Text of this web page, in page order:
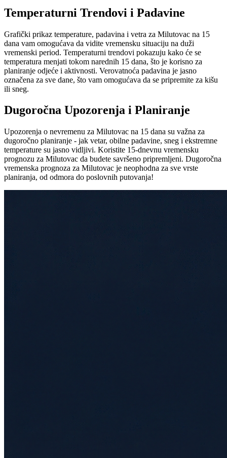
Temperaturni Trendovi i Padavine
Grafički prikaz temperature, padavina i vetra za Milutovac na 15
dana vam omogućava da vidite vremensku situaciju na duži
vremenski period. Temperaturni trendovi pokazuju kako će se
temperatura menjati tokom narednih 15 dana, što je korisno za
planiranje odjeće i aktivnosti. Verovatnoća padavina je jasno
označena za sve dane, što vam omogućava da se pripremite za kišu
ili sneg.
Dugoročna Upozorenja i Planiranje
Upozorenja o nevremenu za Milutovac na 15 dana su važna za
dugoročno planiranje - jak vetar, obilne padavine, sneg i ekstremne
temperature su jasno vidljivi. Koristite 15-dnevnu vremensku
prognozu za Milutovac da budete savršeno pripremljeni. Dugoročna
vremenska prognoza za Milutovac je neophodna za sve vrste
planiranja, od odmora do poslovnih putovanja!